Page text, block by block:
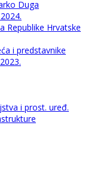
Duga
Republike Hrvatske
i predstavnike
i prost. uređ.